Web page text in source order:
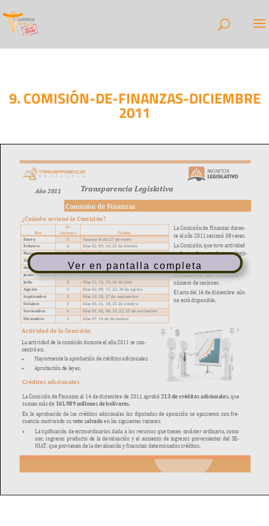
9. COMISIÓN-DE-FINANZAS-DICIEMBRE
2011
Ver en pantalla completa